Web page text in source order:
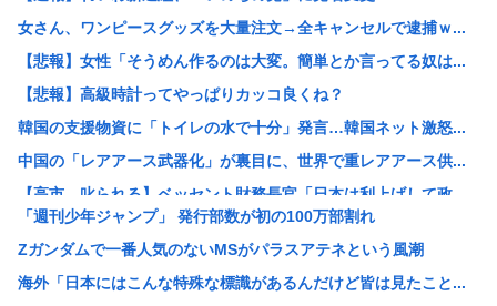
女さん、ワンピースグッズを大量注文→全キャンセルで逮捕ｗ...
【悲報】女性「そうめん作るのは大変。簡単とか言ってる奴は...
【悲報】高級時計ってやっぱりカッコ良くね？
韓国の支援物資に「トイレの水で十分」発言…韓国ネット激怒...
中国の「レアアース武器化」が裏目に、世界で重レアアース供...
【高市、叱られる】ベッセント財務長官「日本は利上げして政...
【速報】 毎日新聞のベテラン記者を逮捕 包丁で夫を脅した...
鬼って船で難破した白人なんじゃないの？
元々は日本人が殴りかかっていったんだろ…
「週刊少年ジャンプ」 発行部数が初の100万部割れ
Zガンダムで一番人気のないMSがパラスアテネという風潮
海外「日本にはこんな特殊な標識があるんだけど皆は見たこと...